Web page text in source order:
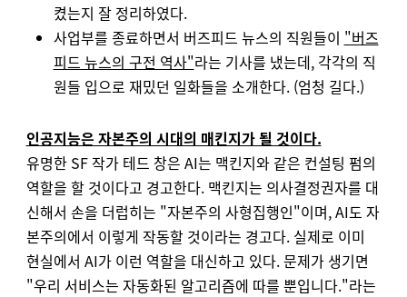
켰는지 잘 정리하였다.
사업부를 종료하면서 버즈피드 뉴스의 직원들이 "버즈
피드 뉴스의 구전 역사"라는 기사를 냈는데, 각각의 직
원들 입으로 재밌던 일화들을 소개한다. (엄청 길다.)
인공지능은 자본주의 시대의 매킨지가 될 것이다.
유명한 SF 작가 테드 창은 AI는 맥킨지와 같은 컨설팅 펌의
역할을 할 것이다고 경고한다. 맥킨지는 의사결정권자를 대
신해서 손을 더럽히는 "자본주의 사형집행인"이며, AI도 자
본주의에서 이렇게 작동할 것이라는 경고다. 실제로 이미
현실에서 AI가 이런 역할을 대신하고 있다. 문제가 생기면
"우리 서비스는 자동화된 알고리즘에 따를 뿐입니다."라는